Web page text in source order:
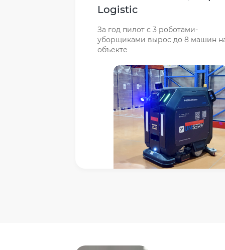
Logistic
За год пилот с 3 роботами-
уборщиками вырос до 8 машин
объекте